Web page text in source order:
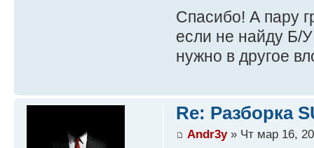
Спасибо! А пару
если не найду Б/
нужно в другое
Re: Разборка
Andr3y» Чт мар 16,